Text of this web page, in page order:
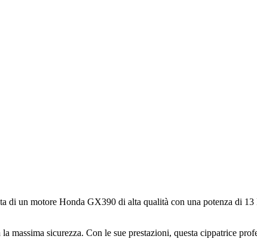
di un motore Honda GX390 di alta qualità con una potenza di
sicurezza. Con le sue prestazioni, questa cippatrice